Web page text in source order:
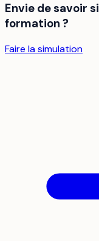
Envie de savoir
formation ?
Faire la simulation